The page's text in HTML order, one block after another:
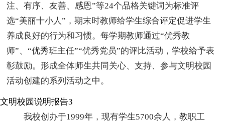
注、有序、友善、感恩”等24个品格关键词为标准评
选“美丽十小人”，期末时教师给学生综合评定促进学生
养成良好的行为和习惯。每学期教师通过“优秀教
师”、“优秀班主任”“优秀党员”的评比活动，学校给予表
彰鼓励。形成全体师生共同关心、支持、参与文明校园
活动创建的系列活动之中。
文明校园说明报告3
我校创办于1999年，现有学生5700余人，教职工